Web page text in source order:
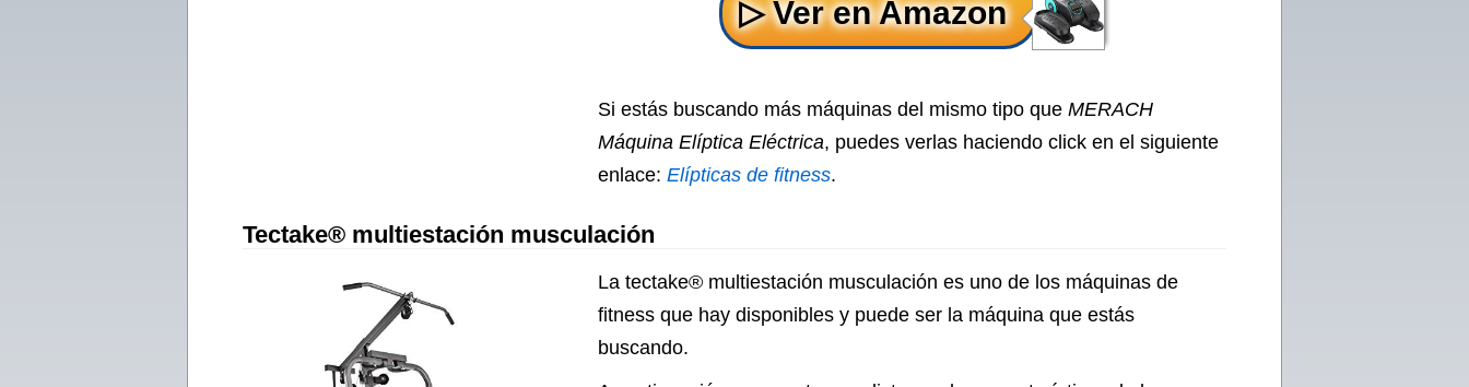
Si estás buscando más máquinas del mismo tipo que MERACH
Máquina Elíptica Eléctrica, puedes verlas haciendo click en el siguiente
enlace: Elípticas de fitness.
Tectake® multiestación musculación
La tectake® multiestación musculación es uno de los máquinas de
fitness que hay disponibles y puede ser la máquina que estás
buscando.